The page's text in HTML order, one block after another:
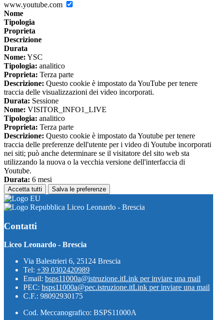
www.youtube.com
Nome
Tipologia
Proprieta
Descrizione
Durata
Nome: YSC
Tipologia: analitico
Proprieta: Terza parte
Descrizione: Questo cookie è impostato da YouTube per tenere
traccia delle visualizzazioni dei video incorporati.
Durata: Sessione
Nome: VISITOR_INFO1_LIVE
Tipologia: analitico
Proprieta: Terza parte
Descrizione: Questo cookie è impostato da Youtube per tenere
traccia delle preferenze dell'utente per i video di Youtube incorporati
nei siti; può anche determinare se il visitatore del sito web sta
utilizzando la nuova o la vecchia versione dell'interfaccia di
Youtube.
Durata: 6 mesi
Accetta tutti Salva le preferenze
Liceo Leonardo - Brescia
Contatti
Liceo Leonardo - Brescia
Via Balestrieri 6, 25124 Brescia
Tel: +39 0302420989
Email: bsps11000a@istruzione.itLink per inviare una mail
PEC: bsps11000a@pec.istruzione.itLink per inviare una mail
C.F.: 98092930175
Cod. Meccanografico: BSPS11000A